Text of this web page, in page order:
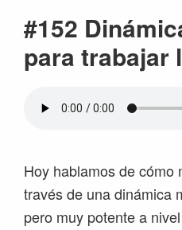
#152
para trabajar
Hoy hablamos de cómo
través de una dinámica
pero muy potente a